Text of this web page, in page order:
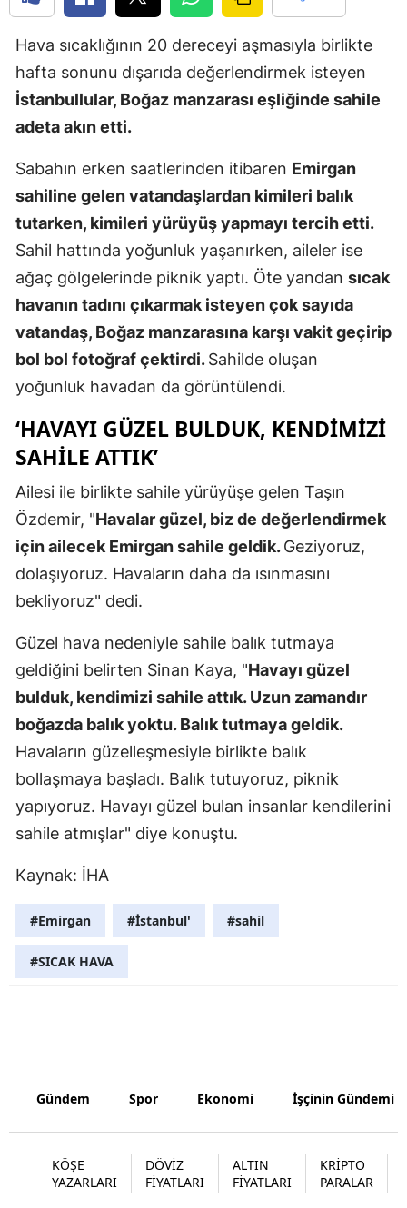
Edirne
Elazığ
Erzincan
Gaziantep
Giresun
Gümüşhane
Hakkari
Hatay
Mersin
İzmir
Kars
Kırklareli
Kırşehir
Kocaeli
Niğde
Rize
Hava sıcaklığının 20 dereceyi aşmasıyla birlikte
hafta sonunu dışarıda değerlendirmek isteyen
İstanbullular, Boğaz manzarası eşliğinde sahile
adeta akın etti.
Sabahın erken saatlerinden itibaren Emirgan
sahiline gelen vatandaşlardan kimileri balık
tutarken, kimileri yürüyüş yapmayı tercih etti.
Sahil hattında yoğunluk yaşanırken, aileler ise
ağaç gölgelerinde piknik yaptı. Öte yandan sıcak
havanın tadını çıkarmak isteyen çok sayıda
vatandaş, Boğaz manzarasına karşı vakit geçirip
bol bol fotoğraf çektirdi.Sahilde oluşan
yoğunluk havadan da görüntülendi.
‘HAVAYI GÜZEL BULDUK, KENDIMIZI
SAHILE ATTIK’
Ailesi ile birlikte sahile yürüyüşe gelen Taşın
Özdemir, "Havalar güzel, biz de değerlendirmek
için ailecek Emirgan sahile geldik.Geziyoruz,
dolaşıyoruz. Havaların daha da ısınmasını
bekliyoruz" dedi.
Güzel hava nedeniyle sahile balık tutmaya
geldiğini belirten Sinan Kaya, "Havayı güzel
bulduk, kendimizi sahile attık. Uzun zamandır
boğazda balık yoktu. Balık tutmaya geldik.
Havaların güzelleşmesiyle birlikte balık
bollaşmaya başladı. Balık tutuyoruz, piknik
yapıyoruz. Havayı güzel bulan insanlar kendilerini
sahile atmışlar" diye konuştu.
Kaynak: İHA
#Emirgan #İstanbul' #sahil
#SICAK HAVA
Gündem Spor Ekonomi İşçinin Gündemi
KÖŞE
YAZARLARI
DÖVİZ
FİYATLARI
ALTIN
FİYATLARI
KRİPTO
PARALAR